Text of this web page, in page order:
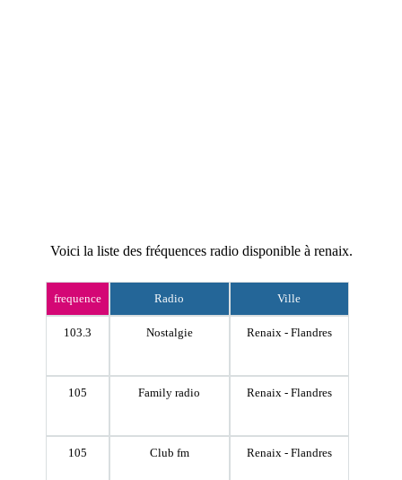
Voici la liste des fréquences radio disponible à renaix.
frequence Radio Ville
103.3 Nostalgie Renaix - Flandres
105 Family radio Renaix - Flandres
105 Club fm Renaix - Flandres